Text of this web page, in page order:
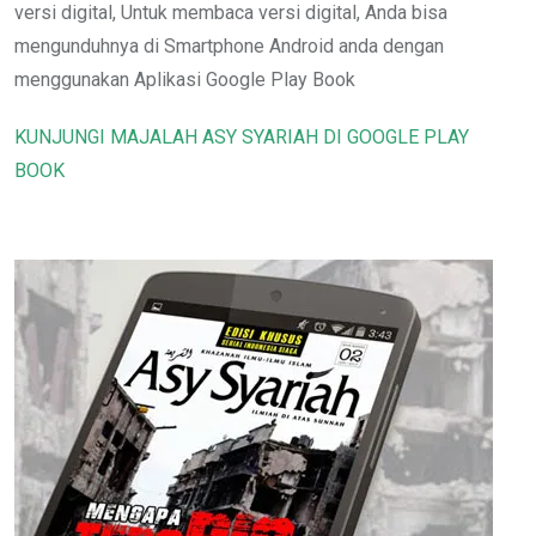
versi digital, Untuk membaca versi digital, Anda bisa
mengunduhnya di Smartphone Android anda dengan
menggunakan Aplikasi Google Play Book
KUNJUNGI MAJALAH ASY SYARIAH DI GOOGLE PLAY
BOOK